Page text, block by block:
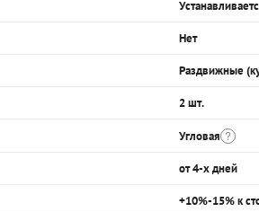
Нет
Раздвижные
2 шт.
Угловая
от 4-х дней
+10%-15% к